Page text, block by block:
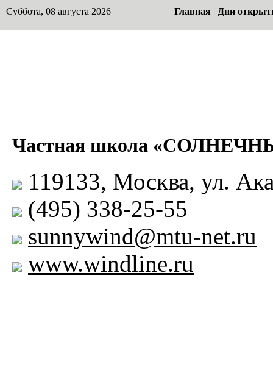
Суббота, 08 августа 2026 Главная | Дни
Частная школа
119133, Москва, ул.
(495) 338-25-55
sunnywind@mtu-net.ru
www.windline.ru